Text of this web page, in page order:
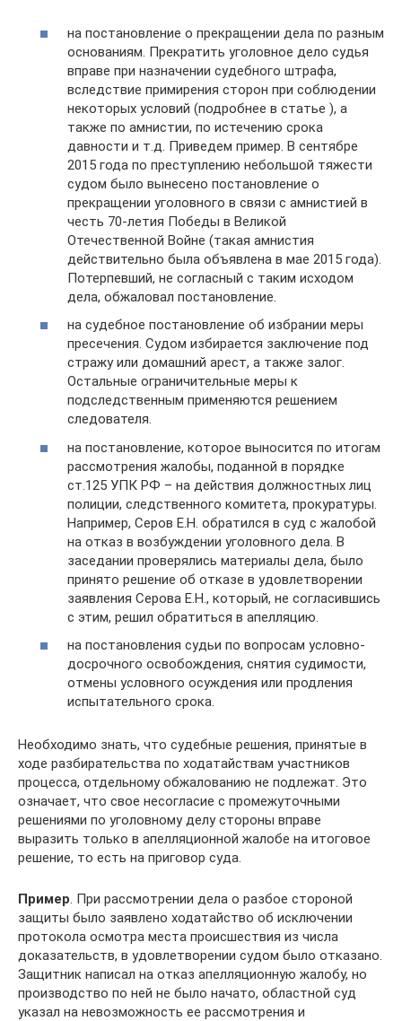
на постановление о прекращении дела по разным
основаниям. Прекратить уголовное дело судья
вправе при назначении судебного штрафа,
вследствие примирения сторон при соблюдении
некоторых условий (подробнее в статье ), а
также по амнистии, по истечению срока
давности и т.д. Приведем пример. В сентябре
2015 года по преступлению небольшой тяжести
судом было вынесено постановление о
прекращении уголовного в связи с амнистией в
честь 70-летия Победы в Великой
Отечественной Войне (такая амнистия
действительно была объявлена в мае 2015 года).
Потерпевший, не согласный с таким исходом
дела, обжаловал постановление.
на судебное постановление об избрании меры
пресечения. Судом избирается заключение под
стражу или домашний арест, а также залог.
Остальные ограничительные меры к
подследственным применяются решением
следователя.
на постановление, которое выносится по итогам
рассмотрения жалобы, поданной в порядке
ст.125 УПК РФ – на действия должностных лиц
полиции, следственного комитета, прокуратуры.
Например, Серов Е.Н. обратился в суд с жалобой
на отказ в возбуждении уголовного дела. В
заседании проверялись материалы дела, было
принято решение об отказе в удовлетворении
заявления Серова Е.Н., который, не согласившись
с этим, решил обратиться в апелляцию.
на постановления судьи по вопросам условно-
досрочного освобождения, снятия судимости,
отмены условного осуждения или продления
испытательного срока.
Необходимо знать, что судебные решения, принятые в
ходе разбирательства по ходатайствам участников
процесса, отдельному обжалованию не подлежат. Это
означает, что свое несогласие с промежуточными
решениями по уголовному делу стороны вправе
выразить только в апелляционной жалобе на итоговое
решение, то есть на приговор суда.
Пример. При рассмотрении дела о разбое стороной
защиты было заявлено ходатайство об исключении
протокола осмотра места происшествия из числа
доказательств, в удовлетворении судом было отказано.
Защитник написал на отказ апелляционную жалобу, но
производство по ней не было начато, областной суд
указал на невозможность ее рассмотрения и